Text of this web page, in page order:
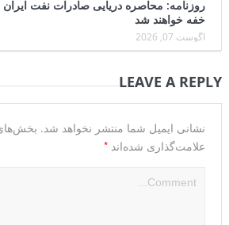
روزنامه: محاصره دریایی صادرات نفت ایران
خفه خواهند شد
آگوست 07, 2026
LEAVE A REPLY
نشانی ایمیل شما منتشر نخواهد شد. بخش‌های
علامت‌گذاری شده‌اند *